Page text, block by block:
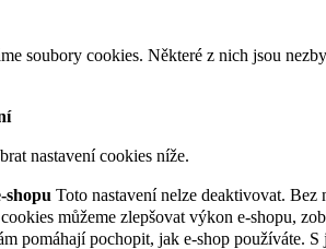
soubory cookies. Některé z nich jsou
nastavení cookies níže.
shopu Toto nastavení nelze deaktivovat. Bez
můžeme zlepšovat výkon e-shopu,
pomáhají pochopit, jak e-shop používáte.